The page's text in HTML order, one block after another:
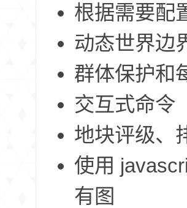
根据需要配
动态世界边
群体保护和
交互式命令
地块评级、
使用
有图